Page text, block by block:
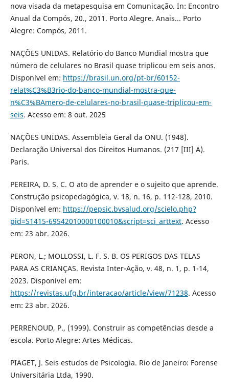
nova visada da metapesquisa em Comunicação. In: Encontro
Anual da Compós, 20., 2011. Porto Alegre. Anais... Porto
Alegre: Compós, 2011.
NAÇÕES UNIDAS. Relatório do Banco Mundial mostra que
número de celulares no Brasil quase triplicou em seis anos.
Disponível em: https://brasil.un.org/pt-br/60152-
relat%C3%B3rio-do-banco-mundial-mostra-que-
n%C3%BAmero-de-celulares-no-brasil-quase-triplicou-em-
seis. Acesso em: 8 out. 2025
NAÇÕES UNIDAS. Assembleia Geral da ONU. (1948).
Declaração Universal dos Direitos Humanos. (217 [III] A).
Paris.
PEREIRA, D. S. C. O ato de aprender e o sujeito que aprende.
Construção psicopedagógica, v. 18, n. 16, p. 112-128, 2010.
Disponível em: https://pepsic.bvsalud.org/scielo.php?
pid=S1415-69542010000100010&script=sci_arttext. Acesso
em: 23 abr. 2026.
PERON, L.; MOLLOSSI, L. F. S. B. OS PERIGOS DAS TELAS
PARA AS CRIANÇAS. Revista Inter-Ação, v. 48, n. 1, p. 1-14,
2023. Disponível em:
https://revistas.ufg.br/interacao/article/view/71238. Acesso
em: 23 abr. 2026.
PERRENOUD, P., (1999). Construir as competências desde a
escola. Porto Alegre: Artes Médicas.
PIAGET, J. Seis estudos de Psicologia. Rio de Janeiro: Forense
Universitária Ltda, 1990.